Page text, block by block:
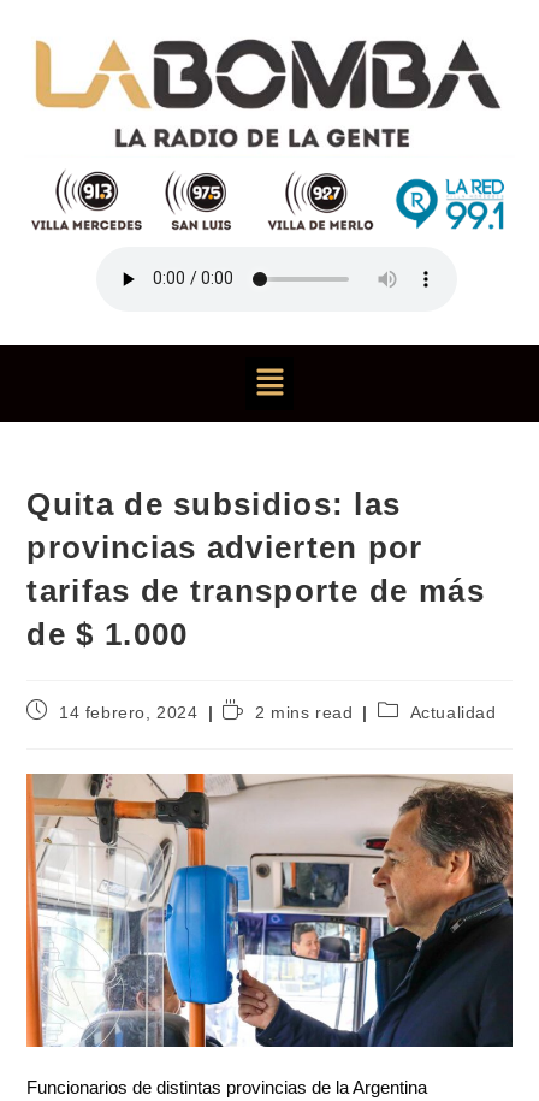
Quita de subsidios: las
provincias advierten por
tarifas de transporte de más
de $ 1.000
14 febrero, 2024 2 mins read Actualidad
Funcionarios de distintas provincias de la Argentina